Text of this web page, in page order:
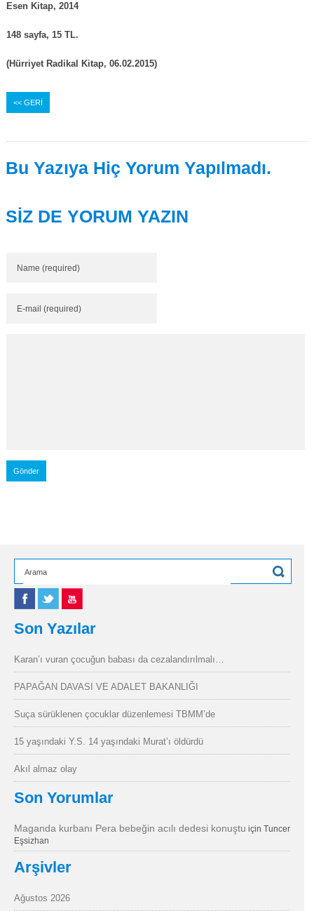
Esen Kitap, 2014
148 sayfa, 15 TL.
(Hürriyet Radikal Kitap, 06.02.2015)
<< GERİ
Bu Yazıya Hiç Yorum Yapılmadı.
SİZ DE YORUM YAZIN
Son Yazılar
Karan’ı vuran çocuğun babası da cezalandırılmalı…
PAPAĞAN DAVASI VE ADALET BAKANLIĞI
Suça sürüklenen çocuklar düzenlemesi TBMM’de
15 yaşındaki Y.S. 14 yaşındaki Murat’ı öldürdü
Akıl almaz olay
Son Yorumlar
Maganda kurbanı Pera bebeğin acılı dedesi konuştu için Tuncer
Eşsizhan
Arşivler
Ağustos 2026